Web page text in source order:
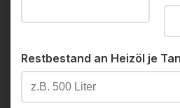
Restbestand an Heizöl je